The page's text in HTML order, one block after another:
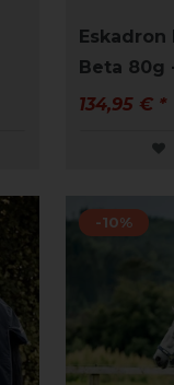
Eskadron
Beta 80g
134,95 € *
-10%